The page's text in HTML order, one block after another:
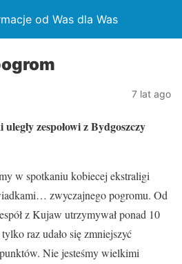
od Was dla Was
7 lat ago
zespołowi z Bydgoszczy
w spotkaniu kobiecej ekstraligi
zwyczajnego pogromu. Od
z Kujaw utrzymywał ponad 10
raz udało się zmniejszyć
Nie jesteśmy wielkimi